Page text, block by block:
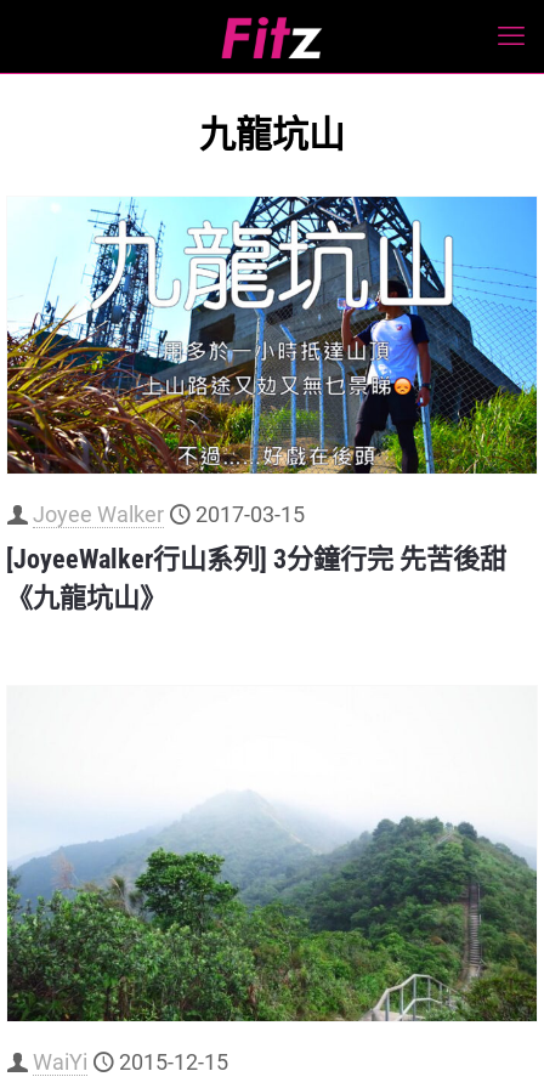
九龍坑山
Joyee Walker 2017-03-15
[JoyeeWalker行山系列] 3分鐘行完 先苦後甜
《九龍坑山》
WaiYi 2015-12-15